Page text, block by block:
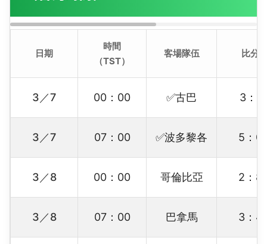
日期
時間
（TST）
客場隊伍 比分
3／7 00：00 ✅古巴 3：1
3／7 07：00 ✅波多黎各 5：0
3／8 00：00 哥倫比亞 2：8
3／8 07：00 巴拿馬 3：4